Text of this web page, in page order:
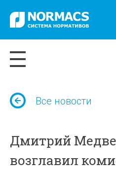
Все новости
Дмитрий
возглавил